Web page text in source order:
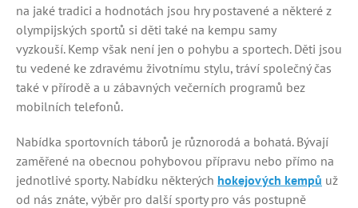
na jaké tradici a hodnotách jsou hry postavené a některé z
olympijských sportů si děti také na kempu samy
vyzkouší. Kemp však není jen o pohybu a sportech. Děti jsou
tu vedené ke zdravému životnímu stylu, tráví společný čas
také v přírodě a u zábavných večerních programů bez
mobilních telefonů.
Nabídka sportovních táborů je různorodá a bohatá. Bývají
zaměřené na obecnou pohybovou přípravu nebo přímo na
jednotlivé sporty. Nabídku některých hokejových kempů už
od nás znáte, výběr pro další sporty pro vás postupně